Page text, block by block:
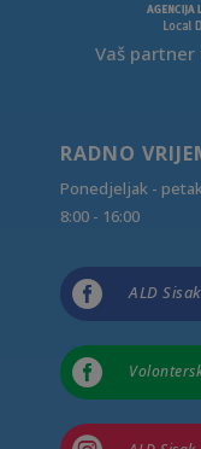
Vaš
RADNO
Ponedjeljak -
8:00 - 16:00
 ALD Sisak
